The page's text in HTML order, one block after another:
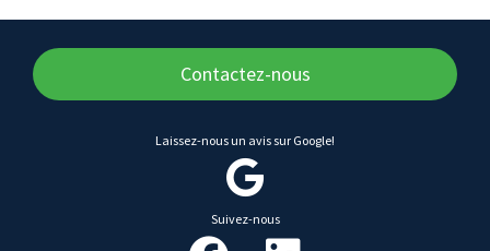
en
haut
contenu
Contactez-nous
Laissez-nous un avis sur Google!
Suivez-nous